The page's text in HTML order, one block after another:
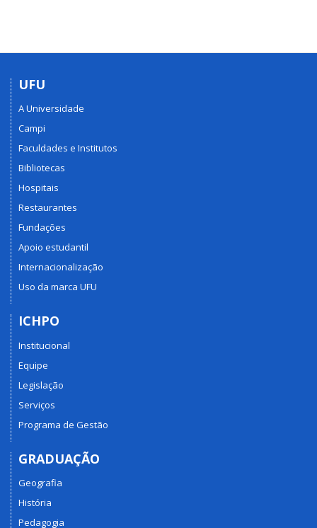
UFU
A Universidade
Campi
Faculdades e Institutos
Bibliotecas
Hospitais
Restaurantes
Fundações
Apoio estudantil
Internacionalização
Uso da marca UFU
ICHPO
Institucional
Equipe
Legislação
Serviços
Programa de Gestão
GRADUAÇÃO
Geografia
História
Pedagogia